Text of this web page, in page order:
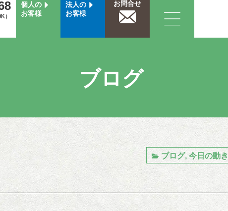
）
個人の
お客様
法人の
お客様
お問合せ
ブログ
ブログ,今日の動き